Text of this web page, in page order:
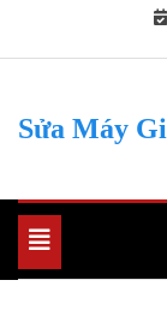
Sửa Máy
Toggle
navigation